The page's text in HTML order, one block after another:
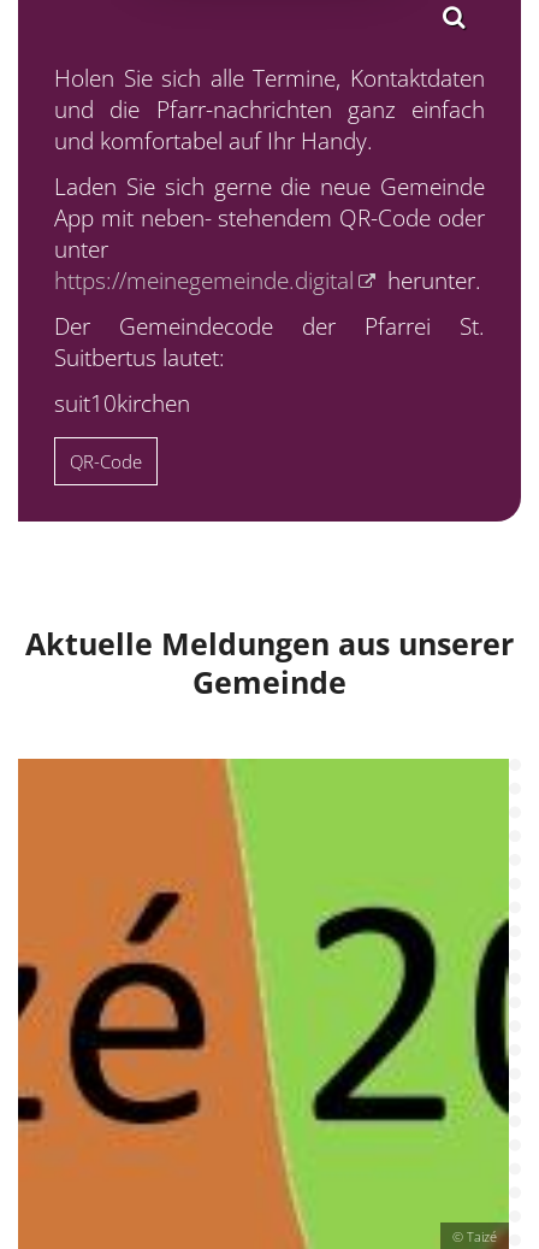
Holen Sie sich alle Termine, Kontaktdaten
und die Pfarr-nachrichten ganz einfach
und komfortabel auf Ihr Handy.
Laden Sie sich gerne die neue Gemeinde
App mit neben- stehendem QR-Code oder
unter
https://meinegemeinde.digital
herunter.
Der Gemeindecode der Pfarrei St.
Suitbertus lautet:
suit10kirchen
QR-Code
Aktuelle Meldungen aus unserer
Gemeinde
© Taizé